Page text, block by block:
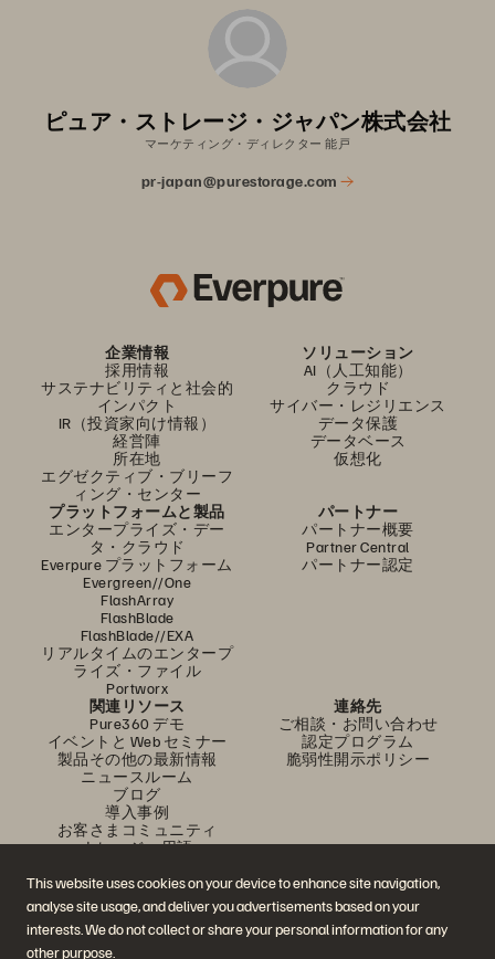
This website uses cookies on your device to enhance site navigation,
analyse site usage, and deliver you advertisements based on your
interests. We do not collect or share your personal information for any
other purpose.
ピュア・ストレージ・ジャパン株式会社
マーケティング・ディレクター 能戸
pr-japan@purestorage.com
企業情報
採用情報
サステナビリティと社会的
インパクト
IR（投資家向け情報）
経営陣
所在地
エグゼクティブ・ブリーフ
ィング・センター
ソリューション
AI（人工知能）
クラウド
サイバー・レジリエンス
データ保護
データベース
仮想化
プラットフォームと製品
エンタープライズ・デー
タ・クラウド
Everpure プラットフォーム
Evergreen//One
FlashArray
FlashBlade
FlashBlade//EXA
リアルタイムのエンタープ
ライズ・ファイル
Portworx
パートナー
パートナー概要
Partner Central
パートナー認定
関連リソース
Pure360 デモ
イベントと Web セミナー
製品その他の最新情報
ニュースルーム
ブログ
導入事例
お客さまコミュニティ
ナレッジ・用語
連絡先
ご相談・お問い合わせ
認定プログラム
脆弱性開示ポリシー
公式 SNS
是非フォローをお願いします！